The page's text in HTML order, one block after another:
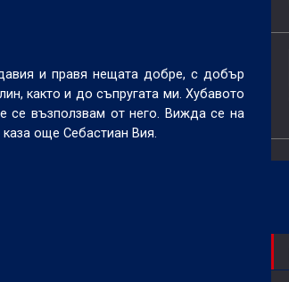
и правя нещата добре, с добър
както и до съпругата ми. Хубавото
се възползвам от него. Вижда се на
още Себастиан Вия.